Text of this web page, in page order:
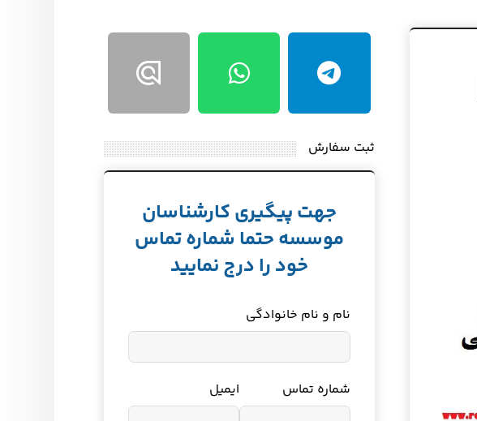
ثبت سفارش
جهت پیگیری کارشناسان
موسسه حتما شماره تماس
خود را درج نمایید
نام و نام خانوادگی
شماره تماس ایمیل